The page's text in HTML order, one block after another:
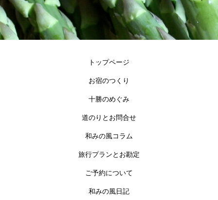
トップページ
お宿のつくり
十勝のめぐみ
道のりとお問合せ
和みの風コラム
旅行プランとお勘定
ご予約について
和みの風日記